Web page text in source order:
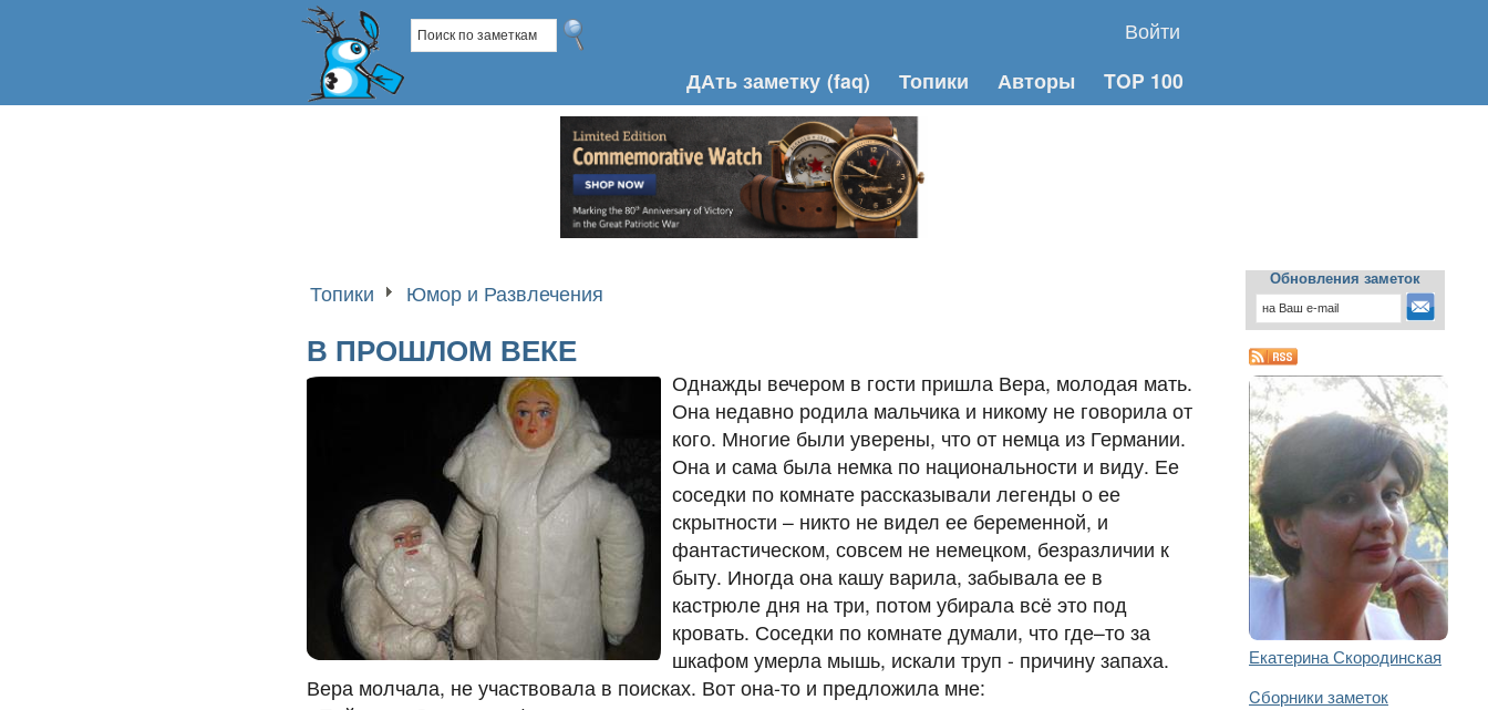
Войти
ДАть заметку (faq) Топики Авторы TOP 100
Топики Юмор и Развлечения
В ПРОШЛОМ ВЕКЕ
Однажды вечером в гости пришла Вера, молодая мать.
Она недавно родила мальчика и никому не говорила от
кого. Многие были уверены, что от немца из Германии.
Она и сама была немка по национальности и виду. Ее
соседки по комнате рассказывали легенды о ее
скрытности – никто не видел ее беременной, и
фантастическом, совсем не немецком, безразличии к
быту. Иногда она кашу варила, забывала ее в
кастрюле дня на три, потом убирала всё это под
кровать. Соседки по комнате думали, что где–то за
шкафом умерла мышь, искали труп - причину запаха.
Вера молчала, не участвовала в поисках. Вот она-то и предложила мне:
Обновления заметок
Екатерина Скородинская
Cборники заметок